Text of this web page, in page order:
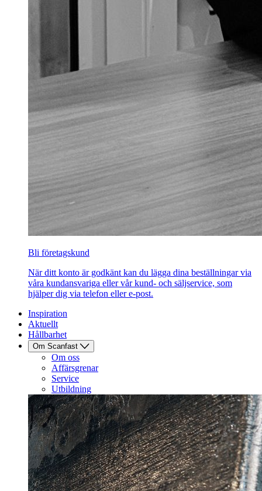
Bli företagskund
När ditt konto är godkänt kan du lägga dina beställningar via
våra kundansvariga eller vår kund- och säljservice, som
hjälper dig via telefon eller e-post.
Inspiration
Aktuellt
Hållbarhet
Om Scanfast
Om oss
Affärsgrenar
Service
Utbildning